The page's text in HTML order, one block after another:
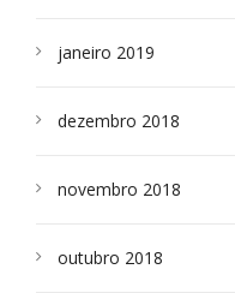
janeiro 2019
dezembro 2018
novembro 2018
outubro 2018